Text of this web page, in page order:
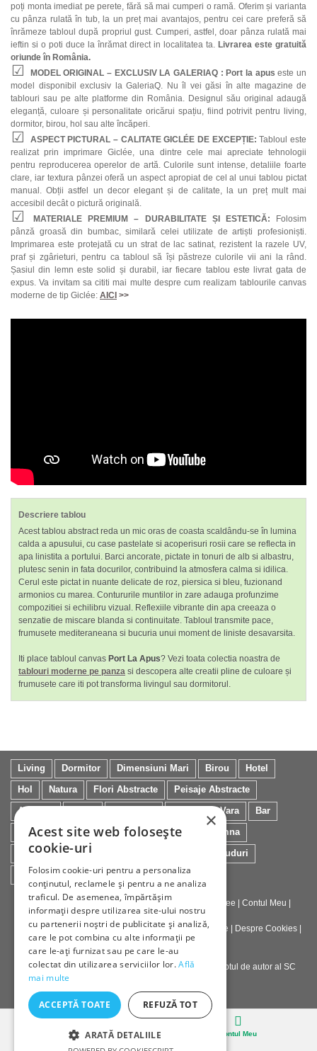
poți monta imediat pe perete, fără să mai cumperi o ramă. Oferim și varianta
cu pânza rulată în tub, la un preț mai avantajos, pentru cei care preferă să
înrămeze tabloul după propriul gust. Cumperi, astfel, doar pânza rulată mai
ieftin si o poti duce la înrămat direct in localitatea ta. Livrarea este gratuită
oriunde în România.
MODEL ORIGINAL – EXCLUSIV LA GALERIAQ : Port la apus este un
model disponibil exclusiv la GaleriaQ. Nu îl vei găsi în alte magazine de
tablouri sau pe alte platforme din România. Designul său original adaugă
eleganță, culoare și personalitate oricărui spațiu, fiind potrivit pentru living,
dormitor, birou, hol sau alte încăperi.
ASPECT PICTURAL – CALITATE GICLÉE DE EXCEPȚIE: Tabloul este
realizat prin imprimare Giclée, una dintre cele mai apreciate tehnologii
pentru reproducerea operelor de artă. Culorile sunt intense, detaliile foarte
clare, iar textura pânzei oferă un aspect apropiat de cel al unui tablou pictat
manual. Obții astfel un decor elegant și de calitate, la un preț mult mai
accesibil decât o pictură originală.
MATERIALE PREMIUM – DURABILITATE ȘI ESTETICĂ: Folosim
pânză groasă din bumbac, similară celei utilizate de artiști profesioniști.
Imprimarea este protejată cu un strat de lac satinat, rezistent la razele UV,
praf și zgârieturi, pentru ca tabloul să își păstreze culorile vii ani la rând.
Șasiul din lemn este solid și durabil, iar fiecare tablou este livrat gata de
expus. Va invitam sa cititi mai multe despre cum realizam tablourile canvas
moderne de tip Giclée: AICI >>
Descriere tablou
Acest tablou abstract reda un mic oras de coasta scaldându-se în lumina
calda a apusului, cu case pastelate si acoperisuri rosii care se reflecta in
apa linistita a portului. Barci ancorate, pictate in tonuri de alb si albastru,
plutesc senin in fata docurilor, contribuind la atmosfera calma si idilica.
Cerul este pictat in nuante delicate de roz, piersica si bleu, fuzionand
armonios cu marea. Contururile muntilor in zare adauga profunzime
compozitiei si echilibru vizual. Reflexiile vibrante din apa creeaza o
senzatie de miscare blanda si continuitate. Tabloul transmite pace,
frumusete mediteraneana si bucuria unui moment de liniste desavarsita.
Iti place tabloul canvas Port La Apus? Vezi toata colectia noastra de
tablouri moderne pe panza si descopera alte creatii pline de culoare și
frumusete care iti pot transforma livingul sau dormitorul.
Living Dormitor Dimensiuni Mari Birou
Hotel
Hol
Natura Flori Abstracte
Peisaje Abstracte
Artistice
Peisaje de Vara
Bar
Japoneze
Peisaje Marine
Peisaje De Toamna
Minimaliste
Salon
Nuduri
Trandafiri
Vintage Floarea Soarelui
Contact| Despre galeriaq | Calitatea Tablourilor Giclee Contul Meu
Tablouri la Comanda
Politica de Livrare si Retur| Politica de Confidentialitate Despre Cookies
Termeni si Conditii de Utilizare
Copyright © 2023-2026 - Textele şi imaginile sub dreptul de autor al SC
Cosul Contul Meu
×
Acest site web folosește
cookie-uri
Folosim cookie-uri pentru a personaliza
conținutul, reclamele și pentru a ne analiza
traficul. De asemenea, împărtășim
informații despre utilizarea site-ului nostru
cu partenerii noștri de publicitate și analiză,
care le pot combina cu alte informații pe
care le-ați furnizat sau pe care le-au
colectat din utilizarea serviciilor lor.Află
mai multe
ACCEPTĂ TOATE REFUZĂ TOT
ARATĂ DETALIILE